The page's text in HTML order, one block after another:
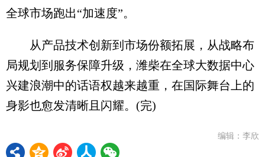
全球市场跑出“加速度”。
从产品技术创新到市场份额拓展，从战略布
局规划到服务保障升级，潍柴在全球大数据中心
兴建浪潮中的话语权越来越重，在国际舞台上的
身影也愈发清晰且闪耀。(完)
编辑：李欣